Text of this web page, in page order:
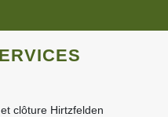
clôture Hirtzfelden